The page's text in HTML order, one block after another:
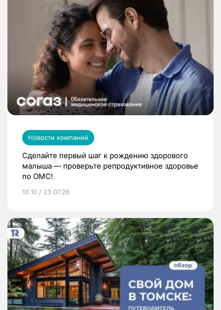
Новости компаний
Сделайте первый шаг к рождению здорового
малыша — проверьте репродуктивное здоровье
по ОМС!
13:10 / 23.07.26